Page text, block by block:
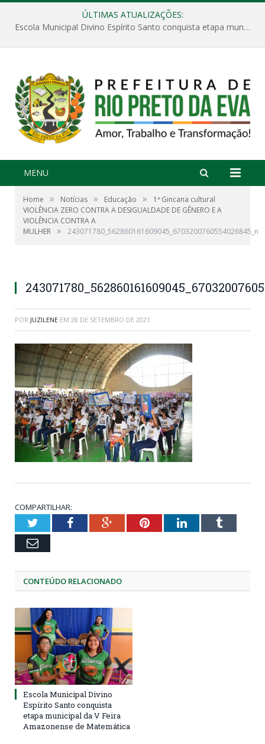
ÚLTIMAS ATUALIZAÇÕES:
Escola Municipal Divino Espírito Santo conquista etapa municipal da V Feira Amazonense de Matemática
MENU
Home » Notícias » Educação »
1ª Gincana cultural
VIOLÊNCIA ZERO CONTRA A DESIGUALDADE DE GÊNERO E A
VIOLÊNCIA CONTRA A
MULHER » 243071780_562860161609045_6703200760554026845_n
POR JUZILENE EM 28 DE SETEMBRO DE 2021
COMPARTILHAR:
TwitterFacebookGoogle+PinterestLinkedInTumblr
Email
CONTEÚDO RELACIONADO
Escola Municipal Divino
Espírito Santo conquista
etapa municipal da V Feira
Amazonense de Matemática